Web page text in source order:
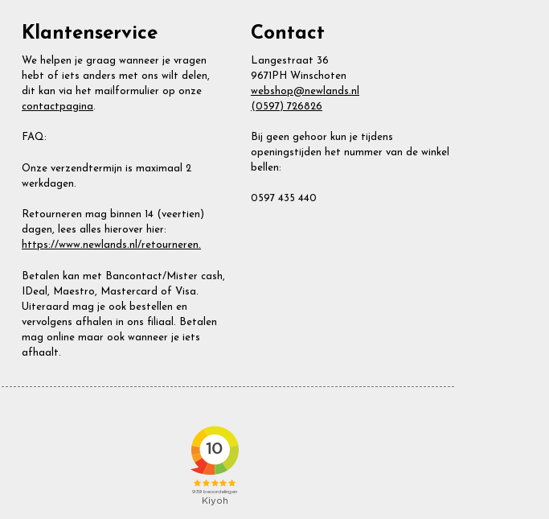
Klantenservice
We helpen je graag wanneer je vragen
hebt of iets anders met ons wilt delen,
dit kan via het mailformulier op onze
contactpagina.
FAQ:
Onze verzendtermijn is maximaal 2
werkdagen.
Retourneren mag binnen 14 (veertien)
dagen, lees alles hierover hier:
https://www.newlands.nl/retourneren.
Betalen kan met Bancontact/Mister cash,
IDeal, Maestro, Mastercard of Visa.
Uiteraard mag je ook bestellen en
vervolgens afhalen in ons filiaal. Betalen
mag online maar ook wanneer je iets
afhaalt.
Contact
Langestraat 36
9671PH Winschoten
webshop@newlands.nl
(0597) 726826
Bij geen gehoor kun je tijdens
openingstijden het nummer van de winkel
bellen:
0597 435 440